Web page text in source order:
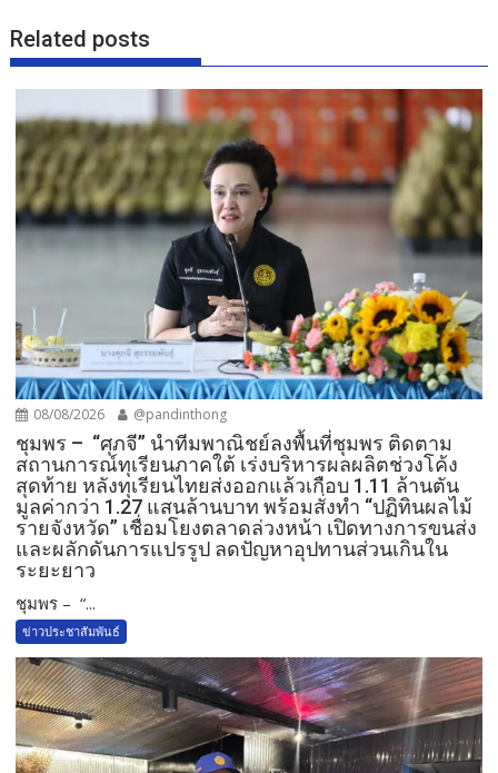
Related posts
08/08/2026 @pandinthong
ชุมพร – “ศุภจี” นำทีมพาณิชย์ลงพื้นที่ชุมพร ติดตาม
สถานการณ์ทุเรียนภาคใต้ เร่งบริหารผลผลิตช่วงโค้ง
สุดท้าย หลังทุเรียนไทยส่งออกแล้วเกือบ 1.11 ล้านตัน
มูลค่ากว่า 1.27 แสนล้านบาท พร้อมสั่งทำ “ปฏิทินผลไม้
รายจังหวัด” เชื่อมโยงตลาดล่วงหน้า เปิดทางการขนส่ง
และผลักดันการแปรรูป ลดปัญหาอุปทานส่วนเกินใน
ระยะยาว
ชุมพร – “...
ข่าวประชาสัมพันธ์